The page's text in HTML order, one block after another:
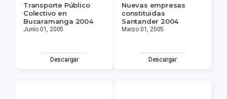
Transporte Público
Colectivo en
Bucaramanga 2004
Junio 01, 2005
Descargar
Nuevas empresas
constituidas
Santander 2004
Marzo 01, 2005
Descargar